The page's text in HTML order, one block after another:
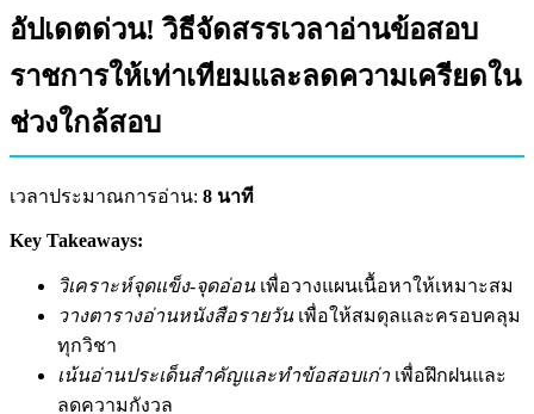
อัปเดตด่วน! วิธีจัดสรรเวลาอ่านข้อสอบ
ราชการให้เท่าเทียมและลดความเครียดใน
ช่วงใกล้สอบ
เวลาประมาณการอ่าน: 8 นาที
Key Takeaways:
วิเคราะห์จุดแข็ง-จุดอ่อน เพื่อวางแผนเนื้อหาให้เหมาะสม
วางตารางอ่านหนังสือรายวัน เพื่อให้สมดุลและครอบคลุม
ทุกวิชา
เน้นอ่านประเด็นสำคัญและทำข้อสอบเก่า เพื่อฝึกฝนและ
ลดความกังวล